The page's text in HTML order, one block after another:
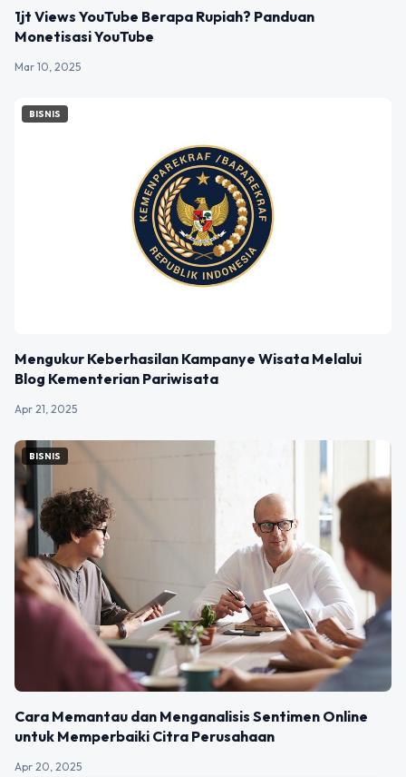
1jt Views YouTube Berapa Rupiah? Panduan
Monetisasi YouTube
Mar 10, 2025
BISNIS
Mengukur Keberhasilan Kampanye Wisata Melalui
Blog Kementerian Pariwisata
Apr 21, 2025
BISNIS
Cara Memantau dan Menganalisis Sentimen Online
untuk Memperbaiki Citra Perusahaan
Apr 20, 2025